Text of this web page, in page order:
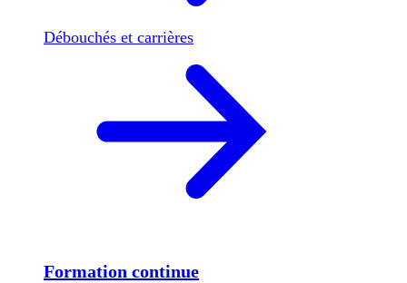
Débouchés et carrières
Formation continue